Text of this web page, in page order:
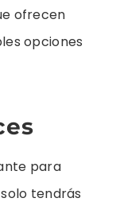
ofrecen
opciones
para
tendrás